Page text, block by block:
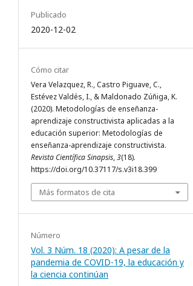
Publicado
2020-12-02
Cómo citar
Vera Velazquez, R., Castro Piguave, C.,
Estévez Valdés, I., & Maldonado Zúñiga, K.
(2020). Metodologías de enseñanza-
aprendizaje constructivista aplicadas a la
educación superior: Metodologías de
enseñanza-aprendizaje constructivista.
Revista Científica Sinapsis,3(18).
https://doi.org/10.37117/s.v3i18.399
Más formatos de cita
Número
Vol. 3 Núm. 18 (2020): A pesar de la
pandemia de COVID-19, la educación y
la ciencia continúan